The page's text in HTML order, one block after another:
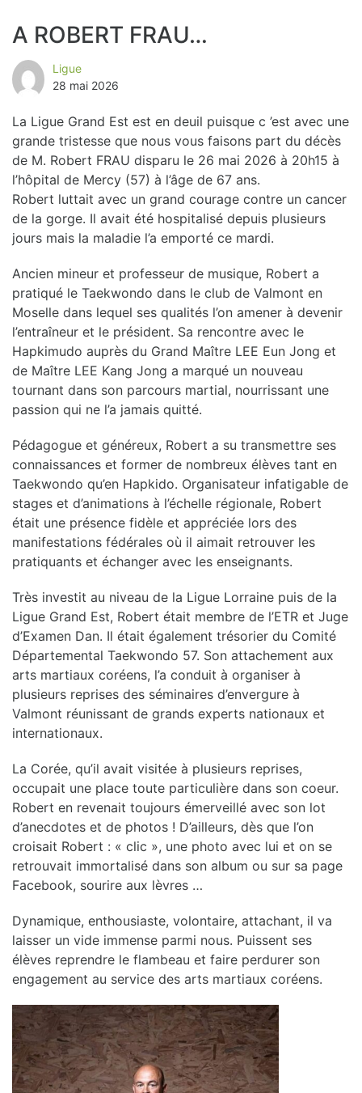
A ROBERT FRAU…
Ligue
28 mai 2026
La Ligue Grand Est est en deuil puisque c ’est avec une
grande tristesse que nous vous faisons part du décès
de M. Robert FRAU disparu le 26 mai 2026 à 20h15 à
l’hôpital de Mercy (57) à l’âge de 67 ans.
Robert luttait avec un grand courage contre un cancer
de la gorge. Il avait été hospitalisé depuis plusieurs
jours mais la maladie l’a emporté ce mardi.
Ancien mineur et professeur de musique, Robert a
pratiqué le Taekwondo dans le club de Valmont en
Moselle dans lequel ses qualités l’on amener à devenir
l’entraîneur et le président. Sa rencontre avec le
Hapkimudo auprès du Grand Maître LEE Eun Jong et
de Maître LEE Kang Jong a marqué un nouveau
tournant dans son parcours martial, nourrissant une
passion qui ne l’a jamais quitté.
Pédagogue et généreux, Robert a su transmettre ses
connaissances et former de nombreux élèves tant en
Taekwondo qu’en Hapkido. Organisateur infatigable de
stages et d’animations à l’échelle régionale, Robert
était une présence fidèle et appréciée lors des
manifestations fédérales où il aimait retrouver les
pratiquants et échanger avec les enseignants.
Très investit au niveau de la Ligue Lorraine puis de la
Ligue Grand Est, Robert était membre de l’ETR et Juge
d’Examen Dan. Il était également trésorier du Comité
Départemental Taekwondo 57. Son attachement aux
arts martiaux coréens, l’a conduit à organiser à
plusieurs reprises des séminaires d’envergure à
Valmont réunissant de grands experts nationaux et
internationaux.
La Corée, qu’il avait visitée à plusieurs reprises,
occupait une place toute particulière dans son coeur.
Robert en revenait toujours émerveillé avec son lot
d’anecdotes et de photos ! D’ailleurs, dès que l’on
croisait Robert : « clic », une photo avec lui et on se
retrouvait immortalisé dans son album ou sur sa page
Facebook, sourire aux lèvres …
Dynamique, enthousiaste, volontaire, attachant, il va
laisser un vide immense parmi nous. Puissent ses
élèves reprendre le flambeau et faire perdurer son
engagement au service des arts martiaux coréens.